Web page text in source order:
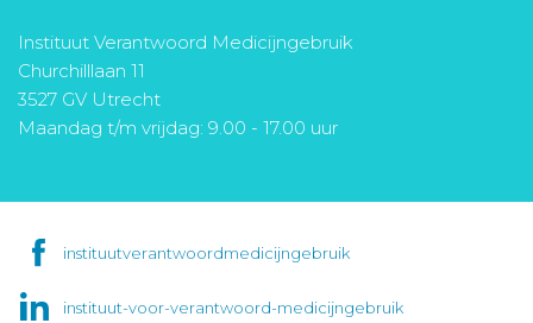
Instituut Verantwoord Medicijngebruik
Churchilllaan 11
3527 GV Utrecht
Maandag t/m vrijdag: 9.00 - 17.00 uur
instituutverantwoordmedicijngebruik
instituut-voor-verantwoord-medicijngebruik